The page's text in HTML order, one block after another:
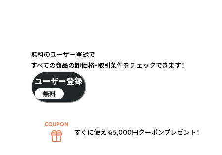
無料のユーザー登録で
すべての商品の卸価格・取引条件をチェックできます！
ユーザー登録
無料
すぐに使える5,000円クーポンプレゼント！